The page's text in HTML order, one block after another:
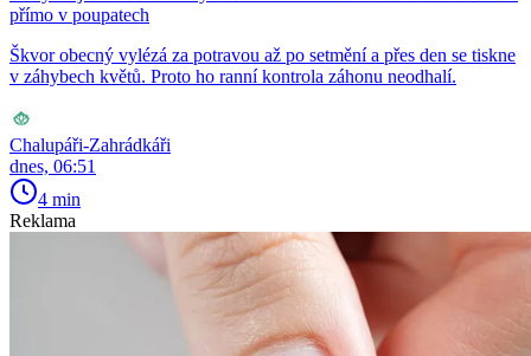
přímo v poupatech
Škvor obecný vylézá za potravou až po setmění a přes den se tiskne
v záhybech květů. Proto ho ranní kontrola záhonu neodhalí.
Chalupáři-Zahrádkáři
dnes, 06:51
4 min
Reklama